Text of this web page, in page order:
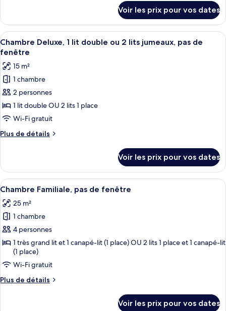
1
lit
double,
accessible
aux
personnes
à
mobilité
réduite
le
type
de
chambre
Standard,
lit
double,
accessible
personnes
à
mobilité
Voir les prix pour vos dates
Afficher
toutes
les
photos
pour
ce
type
de
chambre :
Chambre
1
lit
double
ou
2
lits
jumeaux,
pas
fenêtre
Une chambre d’hôtel avec deux lits,
9
Chambre Deluxe, 1 lit double ou 2 lits jumeaux, pas de
fenêtre
15 m²
1 chambre
2 personnes
1 lit double OU 2 lits 1 place
Wi-Fi gratuit
Plus de détails
Plus
le
type
de
Chambre
Deluxe,
lit
double
2
lits
jumeaux,
Voir les prix pour vos dates
Afficher
toutes
les
photos
pour
ce
type
de
chambre :
Une chambre d’hôtel avec un
10
Chambre Familiale, pas de fenêtre
25 m²
1 chambre
4 personnes
1 très grand lit et 1 canapé-lit (1 place) OU 2 lits 1 place et 1 canapé-lit
(1 place)
Wi-Fi gratuit
Plus de détails
Plus
Voir les prix pour vos dates